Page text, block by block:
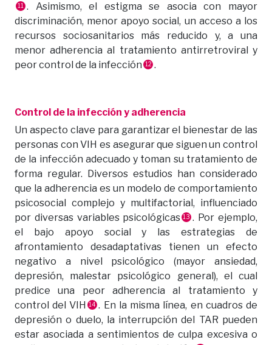
11
. Asimismo, el estigma se asocia con mayor
discriminación, menor apoyo social, un acceso a los
recursos sociosanitarios más reducido y, a una
menor adherencia al tratamiento antirretroviral y
peor control de la infección 12 .
Control de la infección y adherencia
Un aspecto clave para garantizar el bienestar de las
personas con VIH es asegurar que siguen un control
de la infección adecuado y toman su tratamiento de
forma regular. Diversos estudios han considerado
que la adherencia es un modelo de comportamiento
psicosocial complejo y multifactorial, influenciado
por diversas variables psicológicas 13 . Por ejemplo,
el bajo apoyo social y las estrategias de
afrontamiento desadaptativas tienen un efecto
negativo a nivel psicológico (mayor ansiedad,
depresión, malestar psicológico general), el cual
predice una peor adherencia al tratamiento y
control del VIH 14 . En la misma línea, en cuadros de
depresión o duelo, la interrupción del TAR pueden
estar asociada a sentimientos de culpa excesiva o